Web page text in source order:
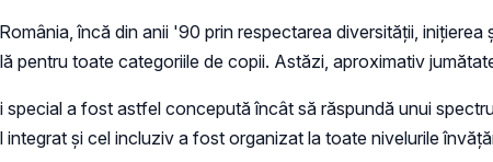
încă din anii '90 prin respectarea diversităţii, iniţierea
pentru toate categoriile de copii. Astăzi, aproximativ
special a fost astfel concepută încât să răspundă unui
şi cel incluziv a fost organizat la toate nivelurile